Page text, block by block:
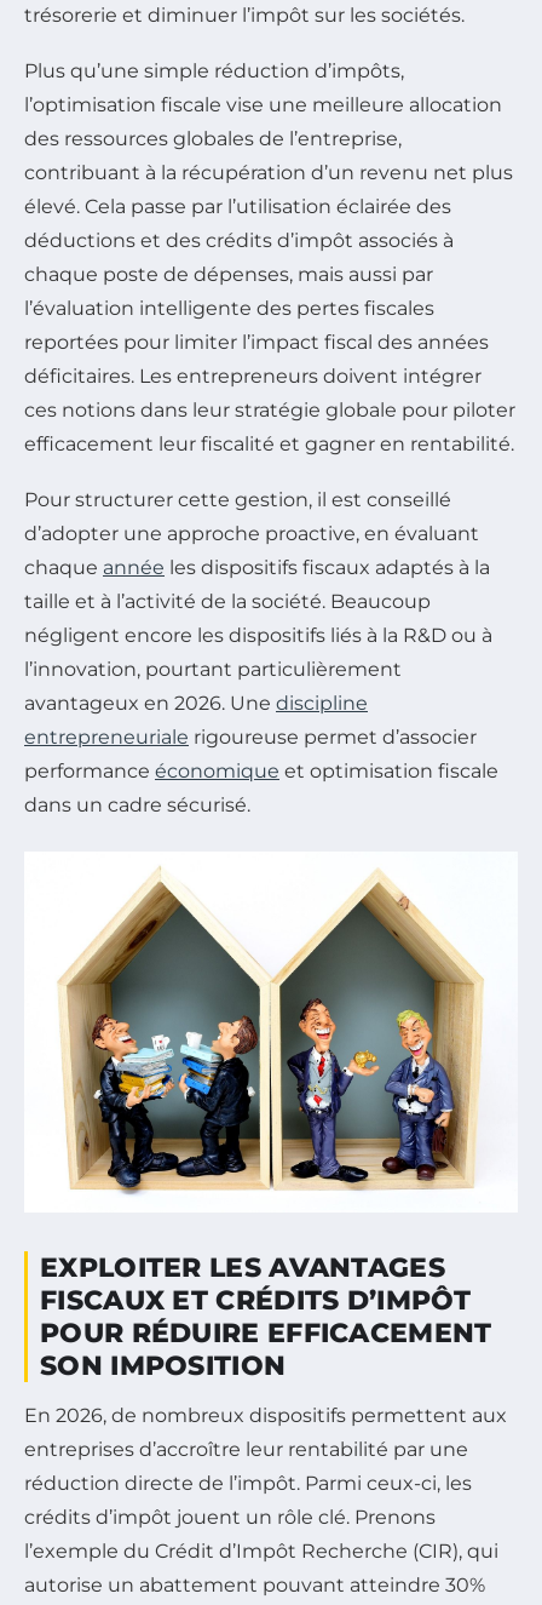
trésorerie et diminuer l’impôt sur les sociétés.
Plus qu’une simple réduction d’impôts,
l’optimisation fiscale vise une meilleure allocation
des ressources globales de l’entreprise,
contribuant à la récupération d’un revenu net plus
élevé. Cela passe par l’utilisation éclairée des
déductions et des crédits d’impôt associés à
chaque poste de dépenses, mais aussi par
l’évaluation intelligente des pertes fiscales
reportées pour limiter l’impact fiscal des années
déficitaires. Les entrepreneurs doivent intégrer
ces notions dans leur stratégie globale pour piloter
efficacement leur fiscalité et gagner en rentabilité.
Pour structurer cette gestion, il est conseillé
d’adopter une approche proactive, en évaluant
chaque année les dispositifs fiscaux adaptés à la
taille et à l’activité de la société. Beaucoup
négligent encore les dispositifs liés à la R&D ou à
l’innovation, pourtant particulièrement
avantageux en 2026. Une discipline
entrepreneuriale rigoureuse permet d’associer
performance économique et optimisation fiscale
dans un cadre sécurisé.
EXPLOITER LES AVANTAGES
FISCAUX ET CRÉDITS D’IMPÔT
POUR RÉDUIRE EFFICACEMENT
SON IMPOSITION
En 2026, de nombreux dispositifs permettent aux
entreprises d’accroître leur rentabilité par une
réduction directe de l’impôt. Parmi ceux-ci, les
crédits d’impôt jouent un rôle clé. Prenons
l’exemple du Crédit d’Impôt Recherche (CIR), qui
autorise un abattement pouvant atteindre 30%